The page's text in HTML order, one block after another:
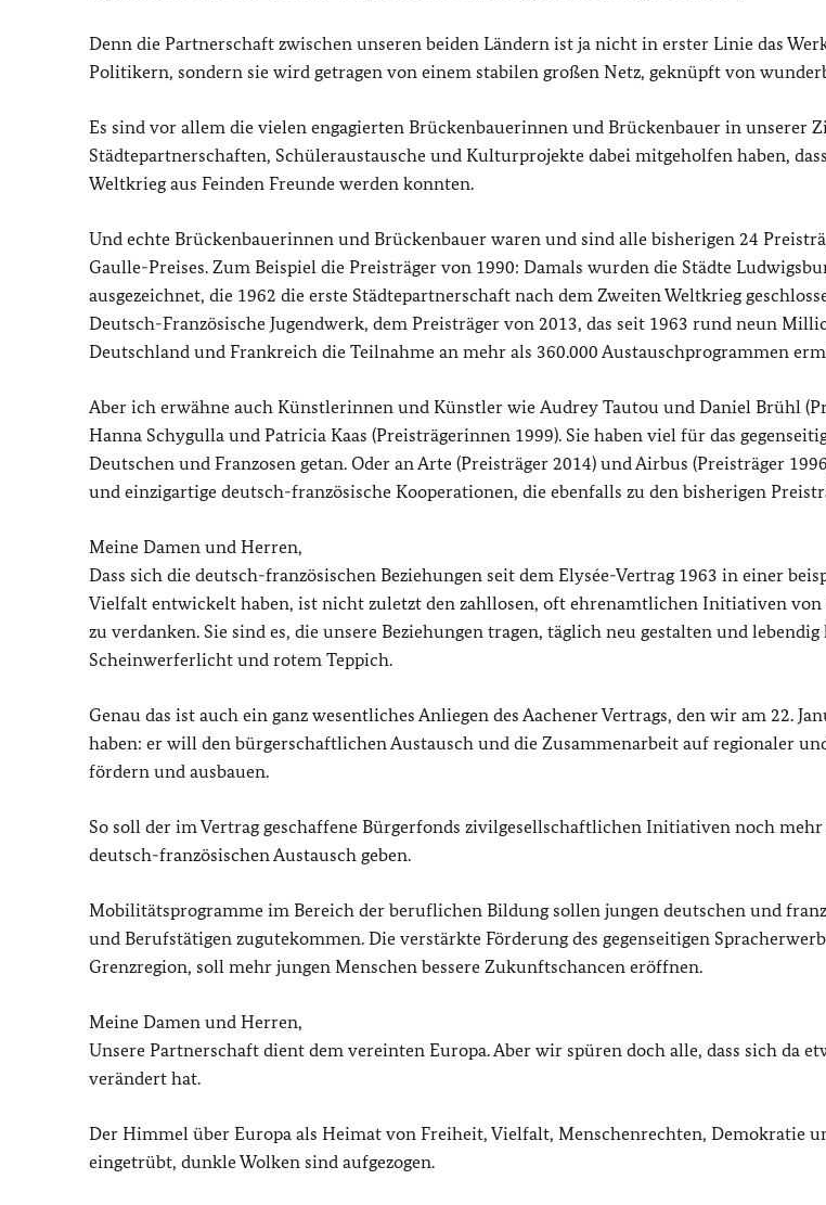
Denn die Partnerschaft zwischen unseren beiden Ländern ist ja nicht in erster Linie das
Politikern, sondern sie wird getragen von einem stabilen großen Netz, geknüpft von
Es sind vor allem die vielen engagierten Brückenbauerinnen und Brückenbauer in unserer
Städtepartnerschaften, Schüleraustausche und Kulturprojekte dabei mitgeholfen haben,
Weltkrieg aus Feinden Freunde werden konnten.
Und echte Brückenbauerinnen und Brückenbauer waren und sind alle bisherigen 24
Gaulle-Preises. Zum Beispiel die Preisträger von 1990: Damals wurden die Städte
ausgezeichnet, die 1962 die erste Städtepartnerschaft nach dem Zweiten Weltkrieg
Deutsch-Französische Jugendwerk, dem Preisträger von 2013, das seit 1963 rund neun
Deutschland und Frankreich die Teilnahme an mehr als 360.000 Austauschprogrammen
Aber ich erwähne auch Künstlerinnen und Künstler wie Audrey Tautou und Daniel Brühl
Hanna Schygulla und Patricia Kaas (Preisträgerinnen 1999). Sie haben viel für das
Deutschen und Franzosen getan. Oder an Arte (Preisträger 2014) und Airbus (Preisträger
und einzigartige deutsch-französische Kooperationen, die ebenfalls zu den bisherigen
Meine Damen und Herren,
Dass sich die deutsch-französischen Beziehungen seit dem Elysée-Vertrag 1963 in einer
Vielfalt entwickelt haben, ist nicht zuletzt den zahllosen, oft ehrenamtlichen Initiativen
zu verdanken. Sie sind es, die unsere Beziehungen tragen, täglich neu gestalten und
Scheinwerferlicht und rotem Teppich.
Genau das ist auch ein ganz wesentliches Anliegen des Aachener Vertrags, den wir am 22.
haben: er will den bürgerschaftlichen Austausch und die Zusammenarbeit auf regionaler
fördern und ausbauen.
So soll der im Vertrag geschaffene Bürgerfonds zivilgesellschaftlichen Initiativen noch
deutsch-französischen Austausch geben.
Mobilitätsprogramme im Bereich der beruflichen Bildung sollen jungen deutschen und
und Berufstätigen zugutekommen. Die verstärkte Förderung des gegenseitigen
Grenzregion, soll mehr jungen Menschen bessere Zukunftschancen eröffnen.
Meine Damen und Herren,
Unsere Partnerschaft dient dem vereinten Europa. Aber wir spüren doch alle, dass sich da
verändert hat.
Der Himmel über Europa als Heimat von Freiheit, Vielfalt, Menschenrechten, Demokratie
eingetrübt, dunkle Wolken sind aufgezogen.